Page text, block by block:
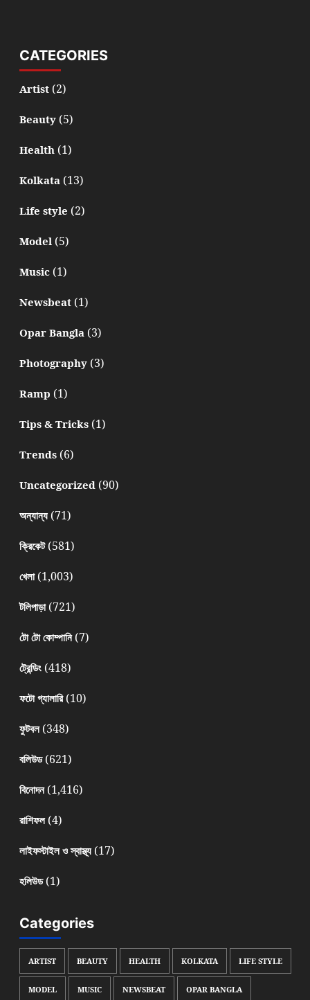
CATEGORIES
Artist(2)
Beauty(5)
Health(1)
Kolkata(13)
Life style (2)
Model(5)
Music(1)
Newsbeat(1)
Opar Bangla(3)
Photography(3)
Ramp (1)
Tips & Tricks(1)
Trends(6)
Uncategorized(90)
অন্যান্য(71)
ক্রিকেট(581)
খেলা(1,003)
টলিপাড়া(721)
টো টো কোম্পানি(7)
ট্রেন্ডিং(418)
ফটো গ্যালারি(10)
ফুটবল(348)
বলিউড(621)
বিনোদন(1,416)
রাশিফল(4)
লাইফস্টাইল ও স্বাস্থ্য(17)
হলিউড(1)
Categories
ARTIST BEAUTY HEALTH KOLKATA LIFE STYLE
MODEL MUSIC NEWSBEAT OPAR BANGLA